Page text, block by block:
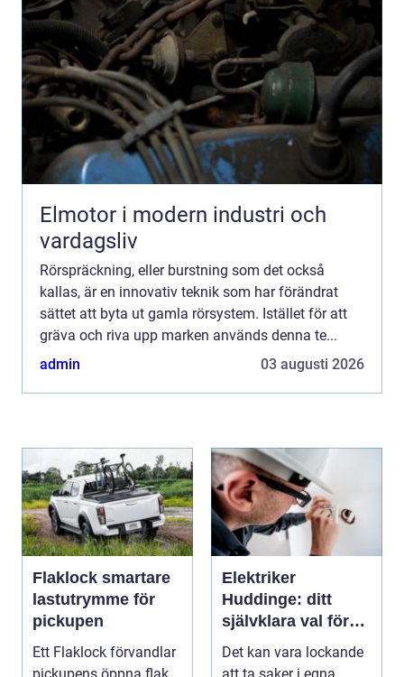
Elmotor i modern industri och
vardagsliv
Rörspräckning, eller burstning som det också
kallas, är en innovativ teknik som har förändrat
sättet att byta ut gamla rörsystem. Istället för att
gräva och riva upp marken används denna te...
admin
03 augusti 2026
Flaklock smartare
lastutrymme för
pickupen
Ett Flaklock förvandlar
Elektriker
Huddinge: ditt
självklara val för
säker elinstallation
Det kan vara lockande